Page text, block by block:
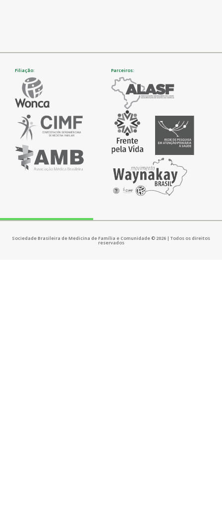
Filiação: Parceiros:
Sociedade Brasileira de Medicina de Família e Comunidade © 2026 | Todos os direitos
reservados